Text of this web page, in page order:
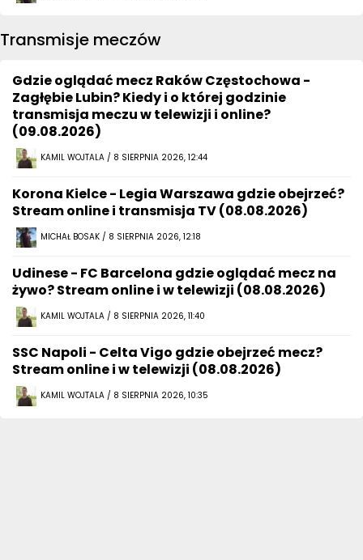
Transmisje meczów
Gdzie oglądać mecz Raków Częstochowa -
Zagłębie Lubin? Kiedy i o której godzinie
transmisja meczu w telewizji i online?
(09.08.2026)
KAMIL WOJTALA / 8 SIERPNIA 2026, 12:44
Korona Kielce - Legia Warszawa gdzie obejrzeć?
Stream online i transmisja TV (08.08.2026)
MICHAŁ BOSAK / 8 SIERPNIA 2026, 12:18
Udinese - FC Barcelona gdzie oglądać mecz na
żywo? Stream online i w telewizji (08.08.2026)
KAMIL WOJTALA / 8 SIERPNIA 2026, 11:40
SSC Napoli - Celta Vigo gdzie obejrzeć mecz?
Stream online i w telewizji (08.08.2026)
KAMIL WOJTALA / 8 SIERPNIA 2026, 10:35